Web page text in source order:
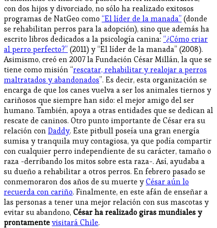
con dos hijos y divorciado, no sólo ha realizado exitosos
programas de NatGeo como “El líder de la manada” (donde
se rehabilitan perros para la adopción), sino que además ha
escrito libros dedicados a la psicología canina: “¿Cómo criar
al perro perfecto?” (2011) y “El líder de la manada” (2008).
Asimismo, creó en 2007 la Fundación César Millán, la que se
tiene como misión “rescatar, rehabilitar y realojar a perros
maltratados y abandonados”. Es decir, esta organización se
encarga de que los canes vuelva a ser los animales tiernos y
cariñosos que siempre han sido: el mejor amigo del ser
humano. También, apoya a otras entidades que se dedican al
rescate de caninos. Otro punto importante de César era su
relación conDaddy. Este pitbull poseía una gran energía
sumisa y tranquila muy contagiosa, ya que podía compartir
con cualquier perro independiente de su carácter, tamaño o
raza -derribando los mitos sobre esta raza-. Así, ayudaba a
su dueño a rehabilitar a otros perros. En febrero pasado se
conmemoraron dos años de su muerte yCésar aún lo
recuerda con cariño. Finalmente, en este afán de enseñar a
las personas a tener una mejor relación con sus mascotas y
evitar su abandono, César ha realizado giras mundiales y
prontamentevisitará Chile.